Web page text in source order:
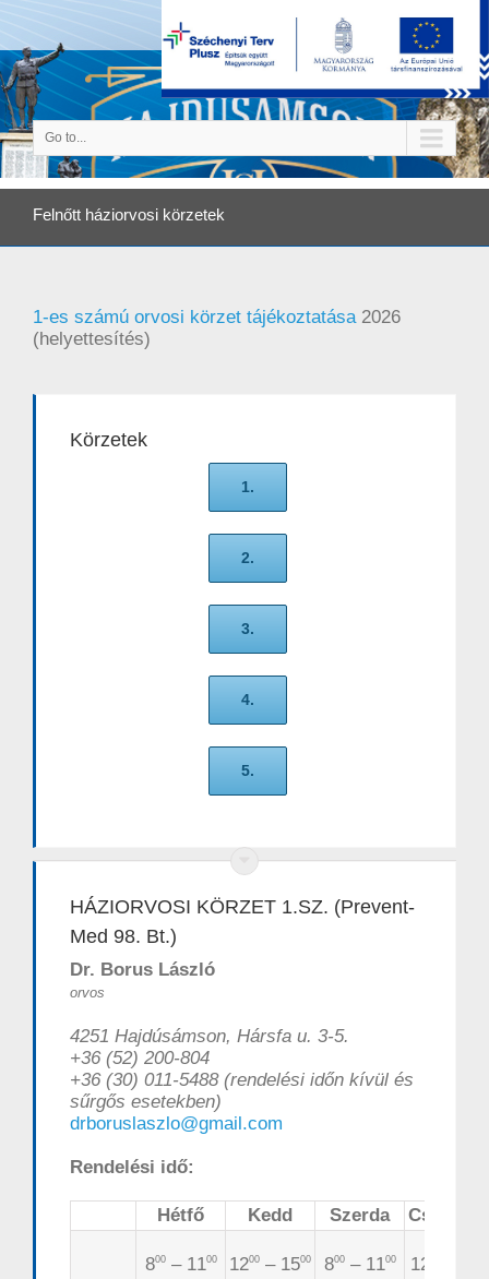
Go to...
Felnőtt háziorvosi körzetek
1-es számú orvosi körzet tájékoztatása2026
(helyettesítés)
Körzetek
1.
2.
3.
4.
5.
HÁZIORVOSI KÖRZET 1.SZ. (Prevent-
Med 98. Bt.)
Dr. Borus László
orvos
4251 Hajdúsámson, Hársfa u. 3-5.
+36 (52) 200-804
+36 (30) 011-5488 (rendelési időn kívül és
sűrgős esetekben)
drboruslaszlo@gmail.com
Rendelési idő:
Hétfő Kedd Szerda
800– 1100 1200 – 1500 800– 1100 12